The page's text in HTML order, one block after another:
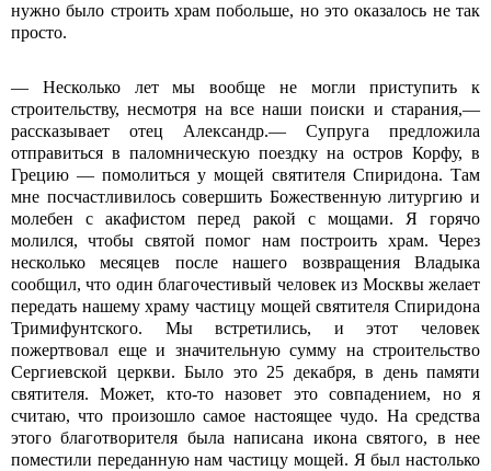
нужно было строить храм побольше, но это оказалось не так
просто.
— Несколько лет мы вообще не могли приступить к
строительству, несмотря на все наши поиски и старания,—
рассказывает отец Александр.— Супруга предложила
отправиться в паломническую поездку на остров Корфу, в
Грецию — помолиться у мощей святителя Спиридона. Там
мне посчастливилось совершить Божественную литургию и
молебен с акафистом перед ракой с мощами. Я горячо
молился, чтобы святой помог нам построить храм. Через
несколько месяцев после нашего возвращения Владыка
сообщил, что один благочестивый человек из Москвы желает
передать нашему храму частицу мощей святителя Спиридона
Тримифунтского. Мы встретились, и этот человек
пожертвовал еще и значительную сумму на строительство
Сергиевской церкви. Было это 25 декабря, в день памяти
святителя. Может, кто-то назовет это совпадением, но я
считаю, что произошло самое настоящее чудо. На средства
этого благотворителя была написана икона святого, в нее
поместили переданную нам частицу мощей. Я был настолько